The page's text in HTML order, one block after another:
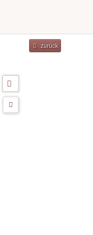
zurück